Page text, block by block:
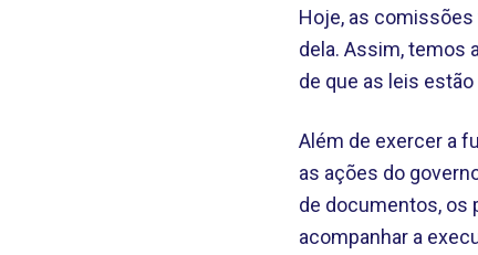
Hoje, as
dela. Assim, temos
de que as leis
Além de exercer a
as ações do
de documentos, os
acompanhar a